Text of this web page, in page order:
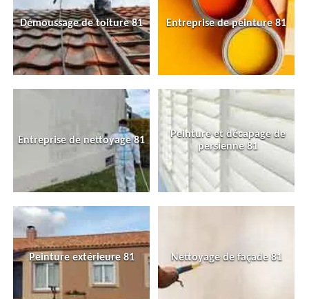
Démoussage de toiture 81 Entreprise de peinture 81
Entreprise de nettoyage 81
Peinture et décapage de
persienne 81
Peinture extérieure 81 Nettoyage de façade 81